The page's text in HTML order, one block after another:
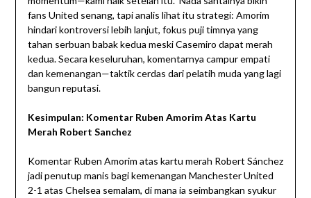
fans United senang, tapi analis lihat itu strategi: Amorim
hindari kontroversi lebih lanjut, fokus puji timnya yang
tahan serbuan babak kedua meski Casemiro dapat merah
kedua. Secara keseluruhan, komentarnya campur empati
dan kemenangan—taktik cerdas dari pelatih muda yang lagi
bangun reputasi.
Kesimpulan: Komentar Ruben Amorim Atas Kartu
Merah Robert Sanchez
Komentar Ruben Amorim atas kartu merah Robert Sánchez
jadi penutup manis bagi kemenangan Manchester United
2-1 atas Chelsea semalam, di mana ia seimbangkan syukur